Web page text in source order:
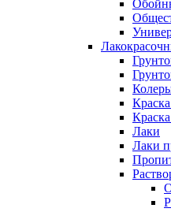
Лаки
Лаки